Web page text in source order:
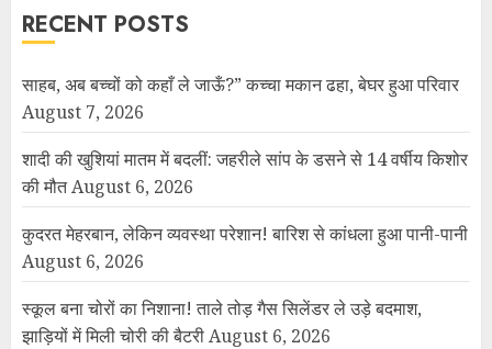
RECENT POSTS
साहब, अब बच्चों को कहाँ ले जाऊँ?” कच्चा मकान ढहा, बेघर हुआ परिवार
August 7, 2026
शादी की खुशियां मातम में बदलीं: जहरीले सांप के डसने से 14 वर्षीय किशोर
की मौतAugust 6, 2026
कुदरत मेहरबान, लेकिन व्यवस्था परेशान! बारिश से कांधला हुआ पानी-पानी
August 6, 2026
स्कूल बना चोरों का निशाना! ताले तोड़ गैस सिलेंडर ले उड़े बदमाश,
झाड़ियों में मिली चोरी की बैटरीAugust 6, 2026